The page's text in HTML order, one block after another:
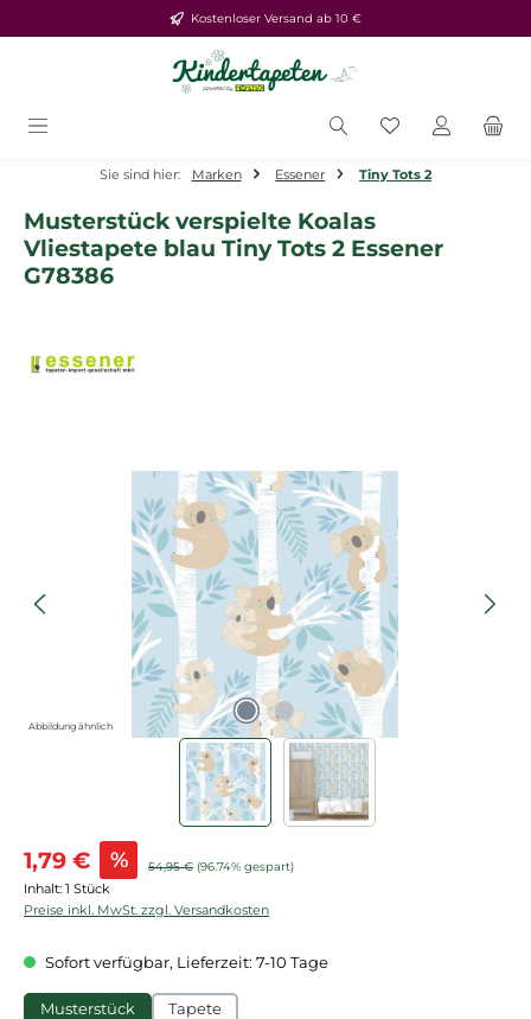
Zum Hauptinhalt springenKostenloser Versand ab 10 €
Du hast 0
Sie sind hier: Marken Essener Tiny Tots 2
Musterstück verspielte Koalas
Vliestapete blau Tiny Tots 2 Essener
G78386
Bildergalerie überspringen
Abbildung ähnlich
Verkaufspreis:
1,79 € % Regulärer Preis:
54,95 € (96.74% gespart)
Inhalt: 1 Stück
Preise inkl. MwSt. zzgl. Versandkosten
Sofort verfügbar, Lieferzeit: 7-10 Tage
Musterstück Tapete